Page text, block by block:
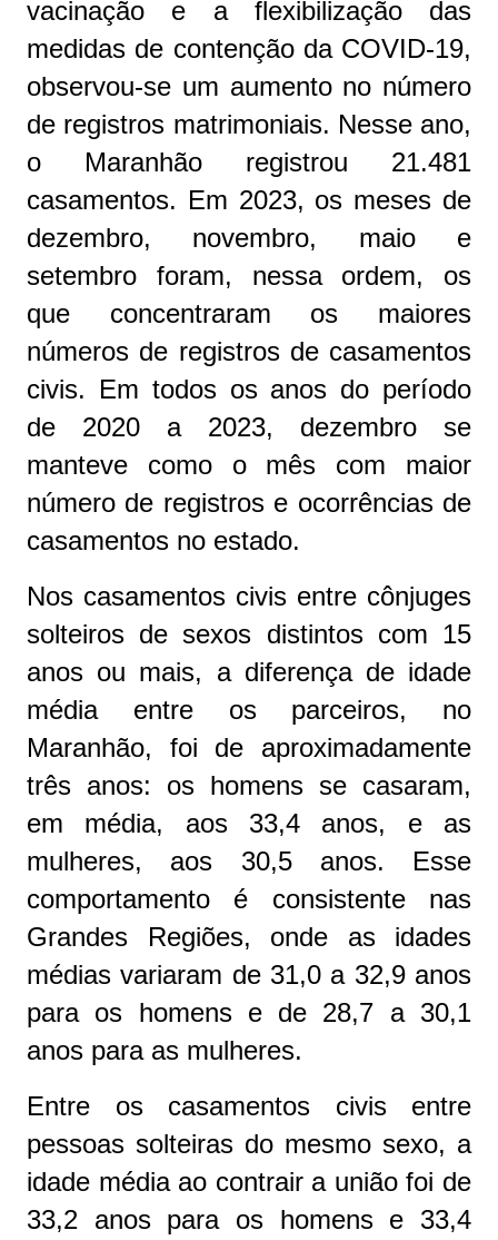
vacinação e a flexibilização das
medidas de contenção da COVID-19,
observou-se um aumento no número
de registros matrimoniais. Nesse ano,
o Maranhão registrou 21.481
casamentos. Em 2023, os meses de
dezembro, novembro, maio e
setembro foram, nessa ordem, os
que concentraram os maiores
números de registros de casamentos
civis. Em todos os anos do período
de 2020 a 2023, dezembro se
manteve como o mês com maior
número de registros e ocorrências de
casamentos no estado.
Nos casamentos civis entre cônjuges
solteiros de sexos distintos com 15
anos ou mais, a diferença de idade
média entre os parceiros, no
Maranhão, foi de aproximadamente
três anos: os homens se casaram,
em média, aos 33,4 anos, e as
mulheres, aos 30,5 anos. Esse
comportamento é consistente nas
Grandes Regiões, onde as idades
médias variaram de 31,0 a 32,9 anos
para os homens e de 28,7 a 30,1
anos para as mulheres.
Entre os casamentos civis entre
pessoas solteiras do mesmo sexo, a
idade média ao contrair a união foi de
33,2 anos para os homens e 33,4